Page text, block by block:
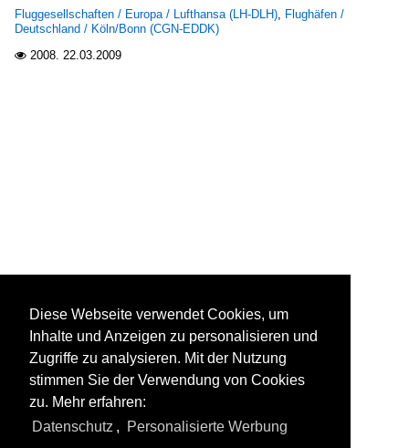
Fluggesellschaften / Europa / Lufthansa (LH-DLH), Flughäfen /
Deutschland / Köln/Bonn (CGN-EDDK)
 2008. 22.03.2009
Diese Webseite verwendet Cookies, um
Inhalte und Anzeigen zu personalisieren und
Zugriffe zu analysieren. Mit der Nutzung
stimmen Sie der Verwendung von Cookies
zu. Mehr erfahren:
Datenschutz , Personalisierte Werbung